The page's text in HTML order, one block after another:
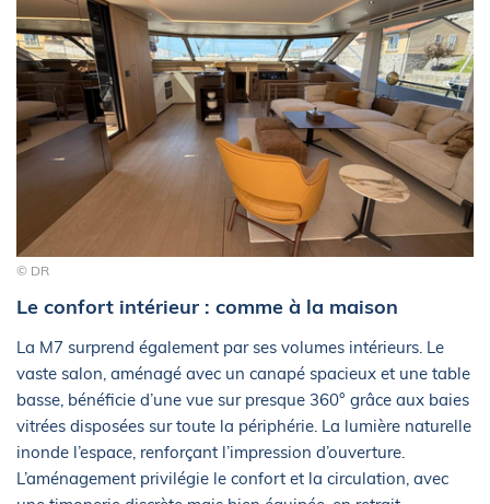
© DR
Le confort intérieur : comme à la maison
La M7 surprend également par ses volumes intérieurs. Le
vaste salon, aménagé avec un canapé spacieux et une table
basse, bénéficie d’une vue sur presque 360° grâce aux baies
vitrées disposées sur toute la périphérie. La lumière naturelle
inonde l’espace, renforçant l’impression d’ouverture.
L’aménagement privilégie le confort et la circulation, avec